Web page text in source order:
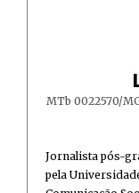
MTb 0022570/
Jornalista pós-
pela